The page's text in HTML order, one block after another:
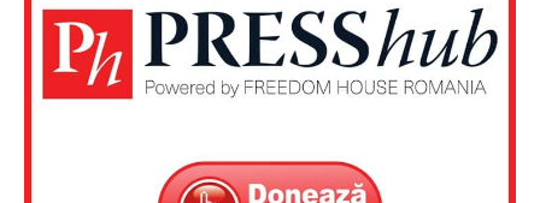
Un proiect
FREEDOM HOUSE ROMÂNIA